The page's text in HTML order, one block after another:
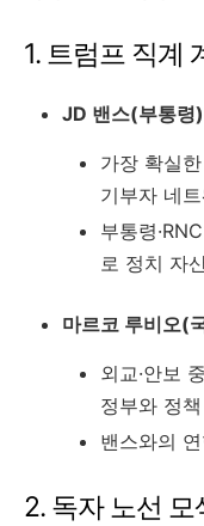
1. 트럼프 직계
JD 밴스(부통령)
가장 확실
기부자 네
부통령
로 정치 자
마르코 루비오(
외교·안보
정부와 정
밴스와의
2. 독자 노선 모